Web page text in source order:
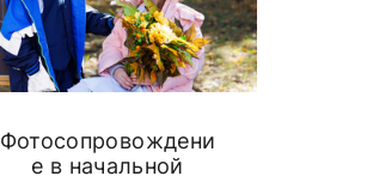
Фотосопровождени
е в начальной